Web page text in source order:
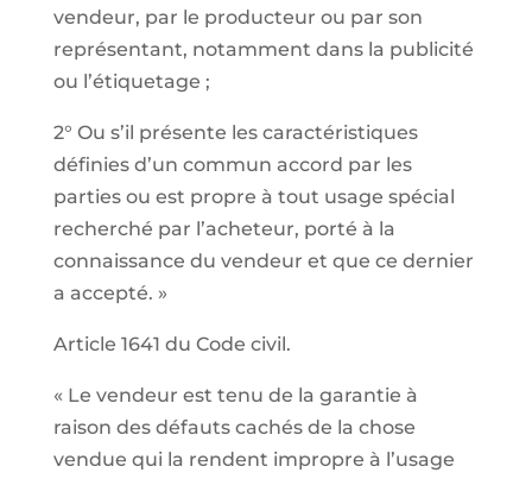
vendeur, par le producteur ou par son
représentant, notamment dans la publicité
ou l’étiquetage ;
2° Ou s’il présente les caractéristiques
définies d’un commun accord par les
parties ou est propre à tout usage spécial
recherché par l’acheteur, porté à la
connaissance du vendeur et que ce dernier
a accepté. »
Article 1641 du Code civil.
« Le vendeur est tenu de la garantie à
raison des défauts cachés de la chose
vendue qui la rendent impropre à l’usage